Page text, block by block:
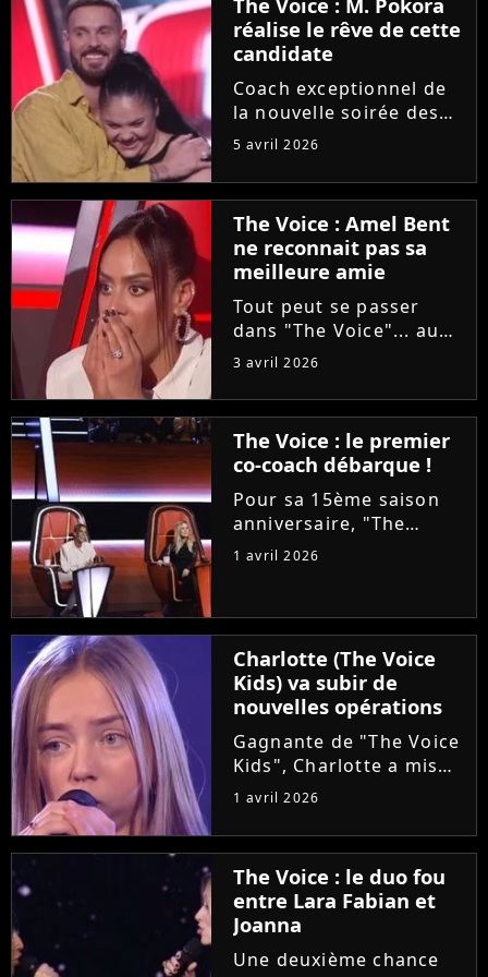
réalise le rêve de cette
candidate
Coach exceptionnel de
la nouvelle soirée des
auditions à l'aveugle de
a accepté de partager
un moment privilégié
avec une candidate
"fan" depuis sa plus
tendre...
5 avril 2026
The Voice : Amel Bent
ne reconnait pas sa
meilleure amie
Tout peut se passer
dans "The Voice"... au
grand dam d'Amel Bent
chanteuse ne va pas
reconnaître la voix de
sa meilleure amie, qui
est pourtant sa
choriste. Regardez...
3 avril 2026
The Voice : le premier
co-coach débarque !
Pour sa 15ème saison
anniversaire, "The
Voice" met les petits
accueillera un coach
supplémentaire pour ce
qui est annoncé comme
"une première...
1 avril 2026
Charlotte (The Voice
Kids) va subir de
nouvelles opérations
Gagnante de "The Voice
Kids", Charlotte a mis
en lumière son combat
infantile. Alors qu'elle
démarre une tournée
avec l'association The
Kids Harmony, la
chanteuse...
1 avril 2026
The Voice : le duo fou
entre Lara Fabian et
Joanna
Une deuxième chance